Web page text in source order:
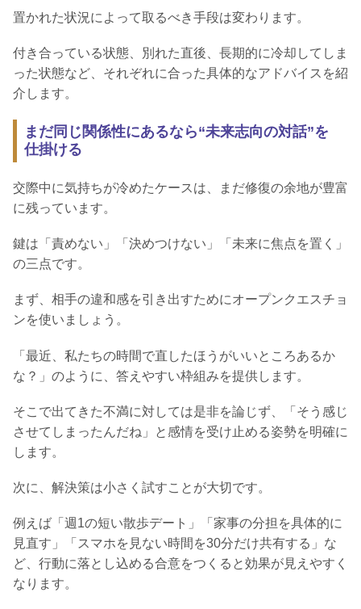
置かれた状況によって取るべき手段は変わります。
付き合っている状態、別れた直後、長期的に冷却してしま
った状態など、それぞれに合った具体的なアドバイスを紹
介します。
まだ同じ関係性にあるなら“未来志向の対話”を
仕掛ける
交際中に気持ちが冷めたケースは、まだ修復の余地が豊富
に残っています。
鍵は「責めない」「決めつけない」「未来に焦点を置く」
の三点です。
まず、相手の違和感を引き出すためにオープンクエスチョ
ンを使いましょう。
「最近、私たちの時間で直したほうがいいところあるか
な？」のように、答えやすい枠組みを提供します。
そこで出てきた不満に対しては是非を論じず、「そう感じ
させてしまったんだね」と感情を受け止める姿勢を明確に
します。
次に、解決策は小さく試すことが大切です。
例えば「週1の短い散歩デート」「家事の分担を具体的に
見直す」「スマホを見ない時間を30分だけ共有する」な
ど、行動に落とし込める合意をつくると効果が見えやすく
なります。